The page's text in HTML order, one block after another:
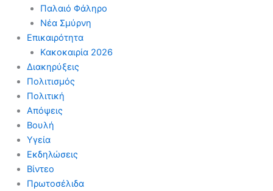
Παλαιό Φάληρο
Νέα Σμύρνη
Επικαιρότητα
Κακοκαιρία 2026
Διακηρύξεις
Πολιτισμός
Πολιτική
Απόψεις
Βουλή
Υγεία
Εκδηλώσεις
Βίντεο
Πρωτοσέλιδα